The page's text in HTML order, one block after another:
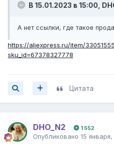
В 15.01.2023 в 15:00,
А нет ссылки, где такое
https://aliexpress.ru/item/
sku_id=67378327778
Цитата
DHO_N2 1 552
Опубликовано 15